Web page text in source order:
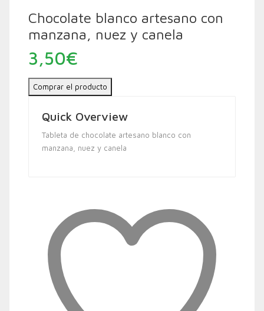
Chocolate blanco artesano con
manzana, nuez y canela
3,50€
Comprar el producto
Quick Overview
Tableta de chocolate artesano blanco con
manzana, nuez y canela